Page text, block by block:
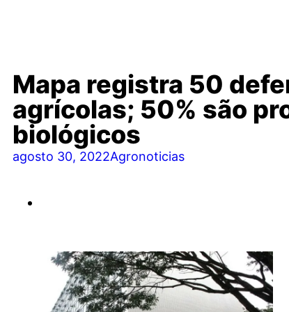
Mapa registra 50
agrícolas; 50% são
biológicos
agosto 30, 2022Agronoticias